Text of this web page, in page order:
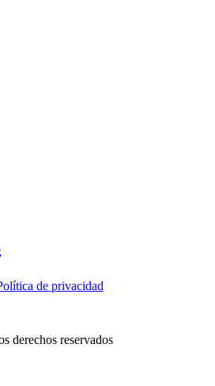
de privacidad
derechos reservados